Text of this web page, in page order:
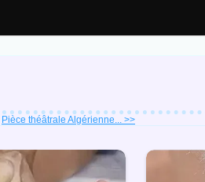
Pièce théâtrale Algérienne... >>